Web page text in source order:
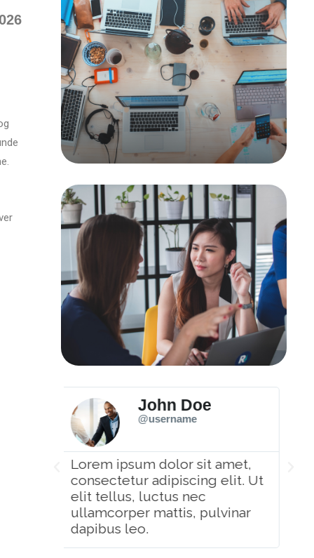
John Doe
@username
Lorem ipsum dolor sit amet,
consectetur adipiscing elit. Ut
elit tellus, luctus nec
ullamcorper mattis, pulvinar
dapibus leo.